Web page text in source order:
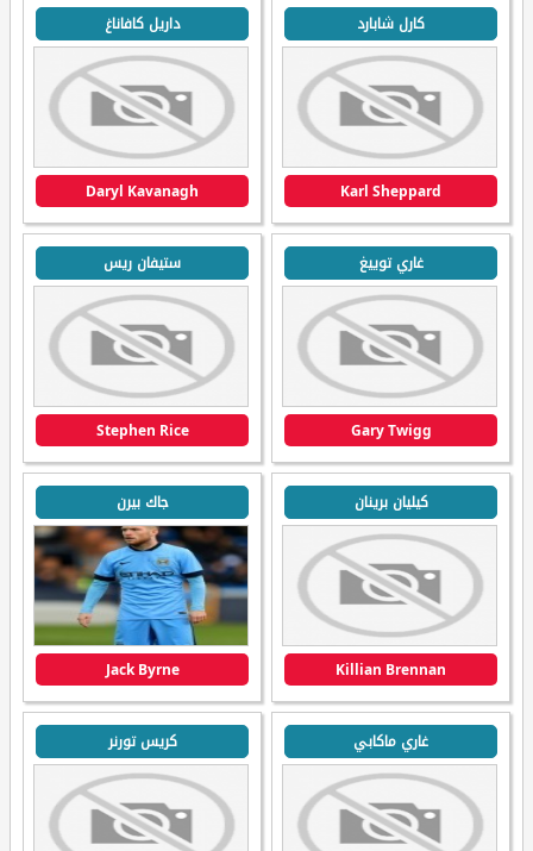
كارل شابارد
Karl Sheppard
داريل كافاناغ
Daryl Kavanagh
غاري توييغ
Gary Twigg
ستيفان ريس
Stephen Rice
كيليان برينان
Killian Brennan
جاك بيرن
Jack Byrne
غاري ماكابي كريس تورنر